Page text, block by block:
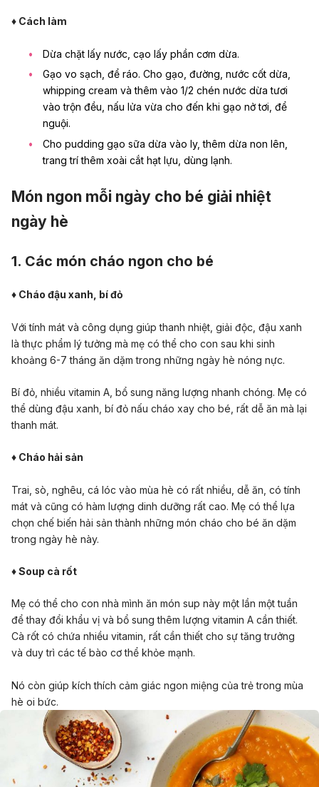
♦ Cách làm
Dừa chặt lấy nước, cạo lấy phần cơm dừa.
Gạo vo sạch, để ráo. Cho gạo, đường, nước cốt dừa,
whipping cream và thêm vào 1/2 chén nước dừa tươi
vào trộn đều, nấu lửa vừa cho đến khi gạo nở tơi, để
nguội.
Cho pudding gạo sữa dừa vào ly, thêm dừa non lên,
trang trí thêm xoài cắt hạt lựu, dùng lạnh.
Món ngon mỗi ngày cho bé giải nhiệt
ngày hè
1. Các món cháo ngon cho bé
♦ Cháo đậu xanh, bí đỏ
Với tính mát và công dụng giúp thanh nhiệt, giải độc, đậu xanh
là thực phẩm lý tưởng mà mẹ có thể cho con sau khi sinh
khoảng 6-7 tháng ăn dặm trong những ngày hè nóng nực.
Bí đỏ, nhiều vitamin A, bổ sung năng lượng nhanh chóng. Mẹ có
thể dùng đậu xanh, bí đỏ nấu cháo xay cho bé, rất dễ ăn mà lại
thanh mát.
♦ Cháo hải sản
Trai, sò, nghêu, cá lóc vào mùa hè có rất nhiều, dễ ăn, có tính
mát và cũng có hàm lượng dinh dưỡng rất cao. Mẹ có thể lựa
chọn chế biến hải sản thành những món cháo cho bé ăn dặm
trong ngày hè này.
♦ Soup cà rốt
Mẹ có thể cho con nhà mình ăn món sup này một lần một tuần
để thay đổi khẩu vị và bổ sung thêm lượng vitamin A cần thiết.
Cà rốt có chứa nhiều vitamin, rất cần thiết cho sự tăng trưởng
và duy trì các tế bào cơ thể khỏe mạnh.
Nó còn giúp kích thích cảm giác ngon miệng của trẻ trong mùa
hè oi bức.